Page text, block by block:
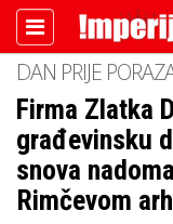
DETEKTOR
IMPERIJAL
IMPERIJAL &
DAN PRIJE
Firma Zlatka
građevinsku
snova
Rimčevom